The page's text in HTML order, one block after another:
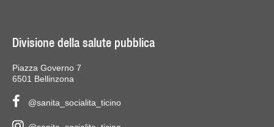
Divisione della salute pubblica
Piazza Governo 7
6501 Bellinzona
@sanita_socialita_ticino